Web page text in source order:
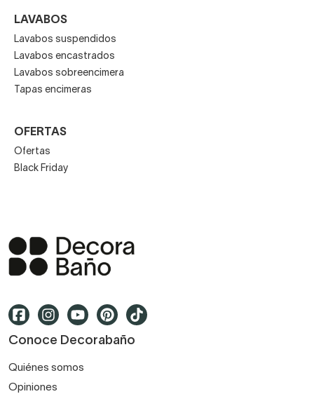
LAVABOS
Lavabos suspendidos
Lavabos encastrados
Lavabos sobreencimera
Tapas encimeras
OFERTAS
Ofertas
Black Friday
Conoce Decorabaño
Quiénes somos
Opiniones